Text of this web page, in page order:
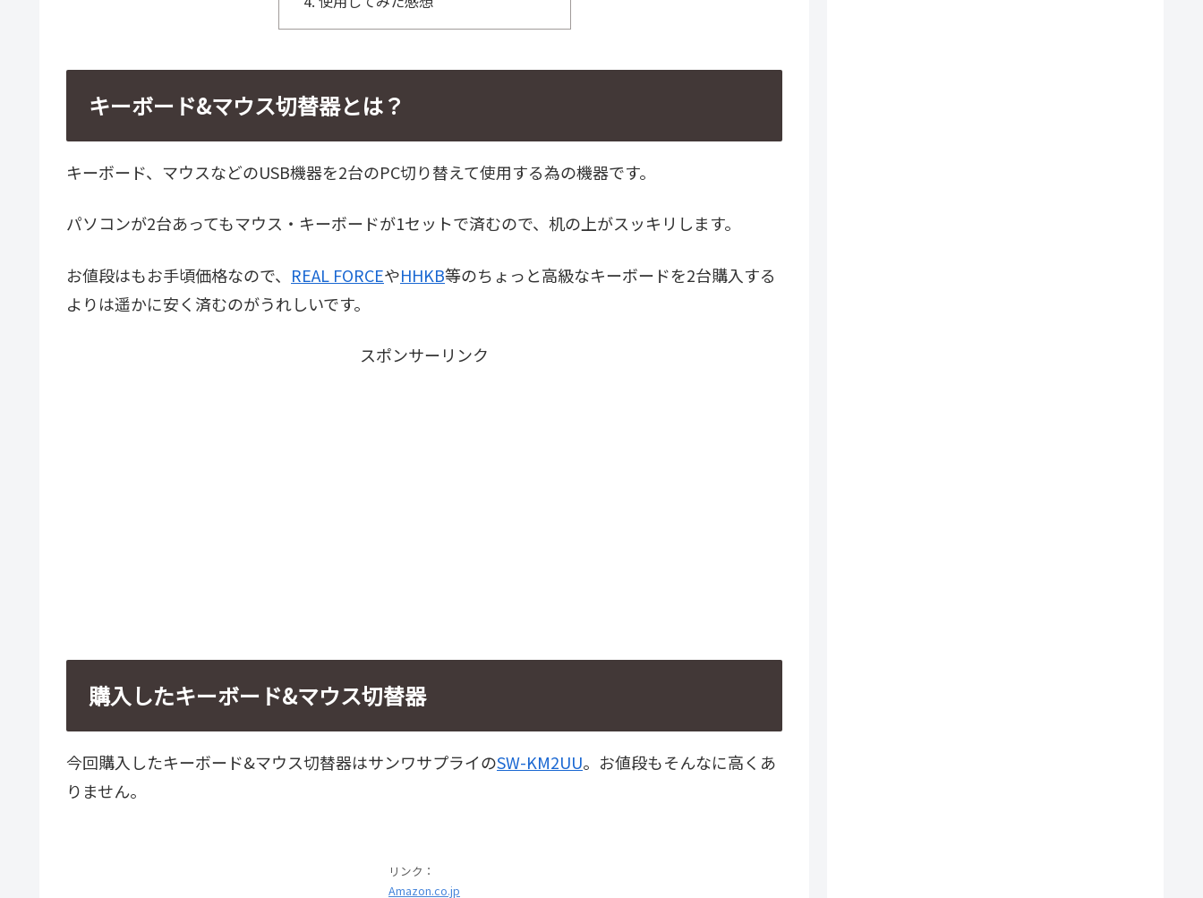
キーボード&マウス切替器とは？
キーボード、マウスなどのUSB機器を2台のPC切り替えて使用する為の機器です。
パソコンが2台あってもマウス・キーボードが1セットで済むので、机の上がスッキリします。
お値段はもお手頃価格なので、 REAL FORCEやHHKB等のちょっと高級なキーボードを2台購入する
よりは遥かに安く済むのがうれしいです。
スポンサーリンク
購入したキーボード&マウス切替器
今回購入したキーボード&マウス切替器はサンワサプライのSW-KM2UU。お値段もそんなに高くあ
りません。
リンク：
Amazon.co.jp